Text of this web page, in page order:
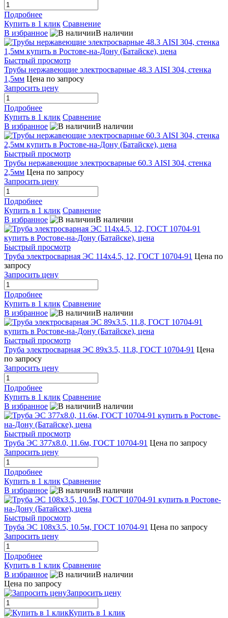
Подробнее
Купить в 1 клик Сравнение
В избранное
В наличии
Быстрый просмотр
Трубы нержавеющие электросварные 48.3 AISI 304, стенка
1,5мм Цена по запросу
Запросить цену
Подробнее
Купить в 1 клик Сравнение
В избранное
В наличии
Быстрый просмотр
Трубы нержавеющие электросварные 60.3 AISI 304, стенка
2,5мм Цена по запросу
Запросить цену
Подробнее
Купить в 1 клик Сравнение
В избранное
В наличии
Быстрый просмотр
Труба электросварная ЭС 114х4.5, 12, ГОСТ 10704-91 Цена по
запросу
Запросить цену
Подробнее
Купить в 1 клик Сравнение
В избранное
В наличии
Быстрый просмотр
Труба электросварная ЭС 89х3.5, 11.8, ГОСТ 10704-91 Цена
по запросу
Запросить цену
Подробнее
Купить в 1 клик Сравнение
В избранное
В наличии
Быстрый просмотр
Труба ЭС 377х8.0, 11.6м, ГОСТ 10704-91 Цена по запросу
Запросить цену
Подробнее
Купить в 1 клик Сравнение
В избранное
В наличии
Быстрый просмотр
Труба ЭС 108х3.5, 10.5м, ГОСТ 10704-91 Цена по запросу
Запросить цену
Подробнее
Купить в 1 клик Сравнение
В избранное
В наличии
Цена по запросу
Запросить цену
Купить в 1 клик